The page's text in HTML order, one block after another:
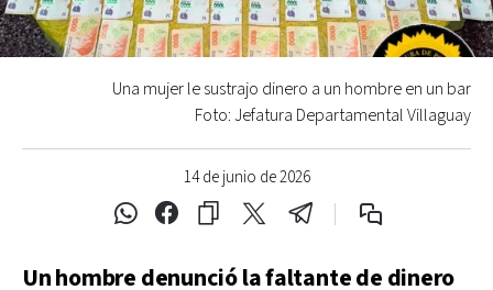
14 de junio de 2026
Una mujer le sustrajo dinero a un hombre en un bar
Foto: Jefatura Departamental Villaguay
Un hombre denunció la faltante de dinero